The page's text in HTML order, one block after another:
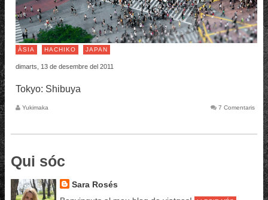
ÀSIA HACHIKO JAPAN
dimarts, 13 de desembre del 2011
Tokyo: Shibuya
Yukimaka 7 Comentaris
Qui sóc
Sara Rosés